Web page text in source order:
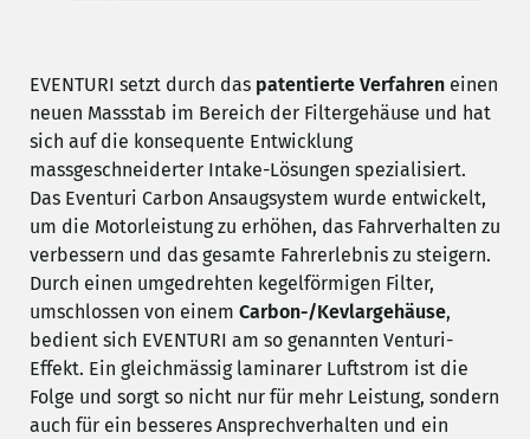
EVENTURI setzt durch das patentierte Verfahren einen
neuen Massstab im Bereich der Filtergehäuse und hat
sich auf die konsequente Entwicklung
massgeschneiderter Intake-Lösungen spezialisiert.
Das Eventuri Carbon Ansaugsystem wurde entwickelt,
um die Motorleistung zu erhöhen, das Fahrverhalten zu
verbessern und das gesamte Fahrerlebnis zu steigern.
Durch einen umgedrehten kegelförmigen Filter,
umschlossen von einem Carbon-/Kevlargehäuse,
bedient sich EVENTURI am so genannten Venturi-
Effekt. Ein gleichmässig laminarer Luftstrom ist die
Folge und sorgt so nicht nur für mehr Leistung, sondern
auch für ein besseres Ansprechverhalten und ein